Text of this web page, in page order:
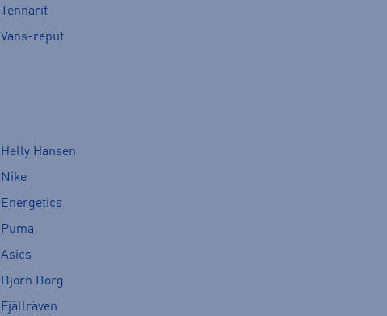
Tennarit
Vans-reput
Helly Hansen
Nike
Energetics
Puma
Asics
Björn Borg
Fjällräven